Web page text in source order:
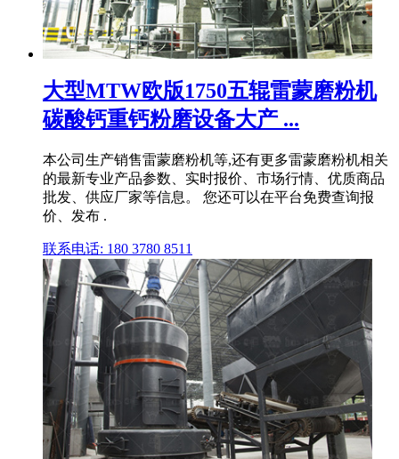
大型MTW欧版1750五辊雷蒙磨粉机
碳酸钙重钙粉磨设备大产 ...
本公司生产销售雷蒙磨粉机等,还有更多雷蒙磨粉机相关
的最新专业产品参数、实时报价、市场行情、优质商品
批发、供应厂家等信息。 您还可以在平台免费查询报
价、发布 .
联系电话: 180 3780 8511